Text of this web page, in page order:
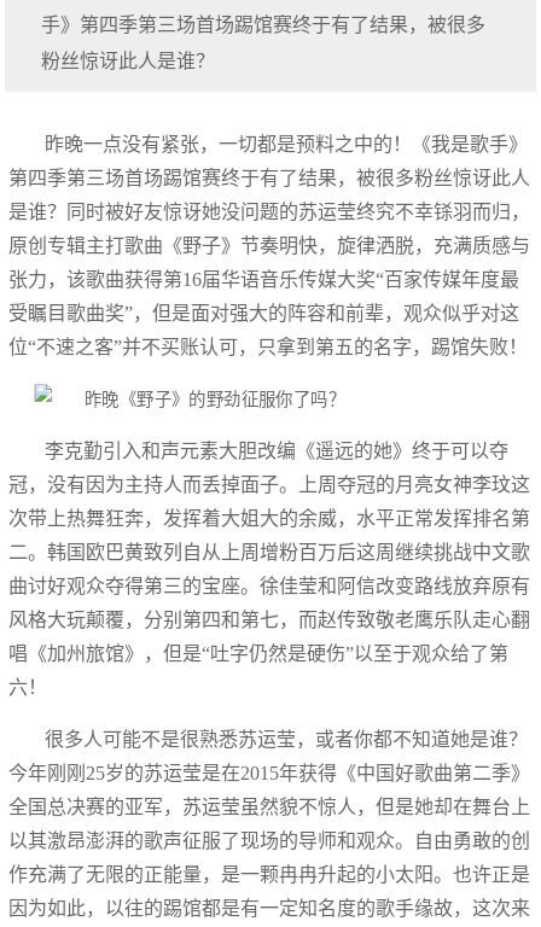
手》第四季第三场首场踢馆赛终于有了结果，被很多
粉丝惊讶此人是谁？
昨晚一点没有紧张，一切都是预料之中的！《我是歌手》
第四季第三场首场踢馆赛终于有了结果，被很多粉丝惊讶此人
是谁？同时被好友惊讶她没问题的苏运莹终究不幸铩羽而归，
原创专辑主打歌曲《野子》节奏明快，旋律洒脱，充满质感与
张力，该歌曲获得第16届华语音乐传媒大奖“百家传媒年度最
受瞩目歌曲奖”，但是面对强大的阵容和前辈，观众似乎对这
位“不速之客”并不买账认可，只拿到第五的名字，踢馆失败！
李克勤引入和声元素大胆改编《遥远的她》终于可以夺
冠，没有因为主持人而丢掉面子。上周夺冠的月亮女神李玟这
次带上热舞狂奔，发挥着大姐大的余威，水平正常发挥排名第
二。韩国欧巴黄致列自从上周增粉百万后这周继续挑战中文歌
曲讨好观众夺得第三的宝座。徐佳莹和阿信改变路线放弃原有
风格大玩颠覆，分别第四和第七，而赵传致敬老鹰乐队走心翻
唱《加州旅馆》，但是“吐字仍然是硬伤”以至于观众给了第
六！
很多人可能不是很熟悉苏运莹，或者你都不知道她是谁？
今年刚刚25岁的苏运莹是在2015年获得《中国好歌曲第二季》
全国总决赛的亚军，苏运莹虽然貌不惊人，但是她却在舞台上
以其激昂澎湃的歌声征服了现场的导师和观众。自由勇敢的创
作充满了无限的正能量，是一颗冉冉升起的小太阳。也许正是
因为如此，以往的踢馆都是有一定知名度的歌手缘故，这次来